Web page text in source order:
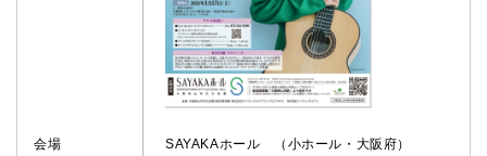
会場
SAYAKAホール （小ホール・大阪府）